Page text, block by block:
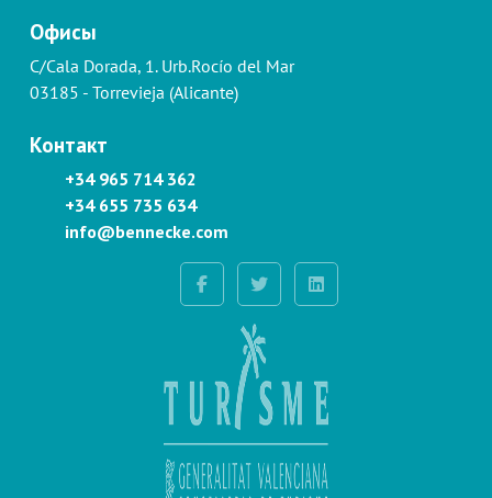
Офисы
C/Cala Dorada, 1. Urb.Rocío del Mar
03185 - Torrevieja (Alicante)
Контакт
+34 965 714 362
+34 655 735 634
info@bennecke.com